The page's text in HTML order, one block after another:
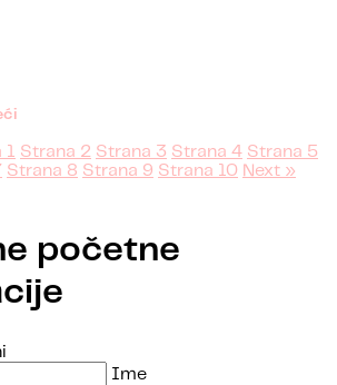
1 Strana 2 Strana 3 Strana 4 Strana 5
Strana 8 Strana 9 Strana 10 Next »
početne
Ime